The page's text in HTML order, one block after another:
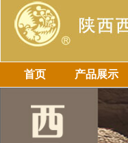
首页 产品展示